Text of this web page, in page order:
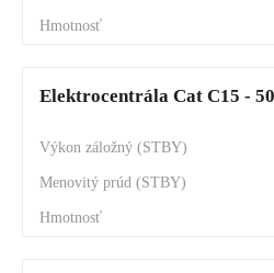
Elektrocentrála Cat C15 -